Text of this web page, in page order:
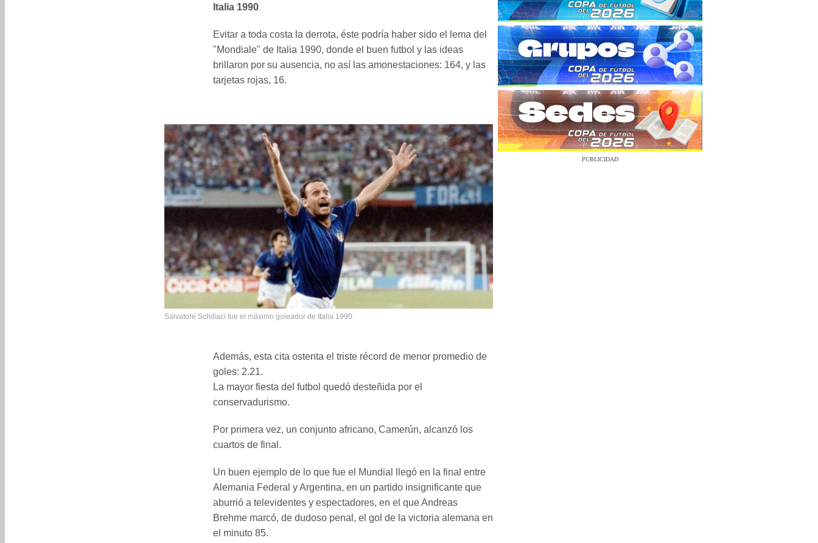
Italia 1990
Evitar a toda costa la derrota, éste podría haber sido el lema del
"Mondiale" de Italia 1990, donde el buen futbol y las ideas
brillaron por su ausencia, no así las amonestaciones: 164, y las
tarjetas rojas, 16.
Salvatore Schillaci fue el máximo goleador de Italia 1990.
Además, esta cita ostenta el triste récord de menor promedio de
goles: 2.21.
La mayor fiesta del futbol quedó desteñida por el
conservadurismo.
Por primera vez, un conjunto africano, Camerún, alcanzó los
cuartos de final.
Un buen ejemplo de lo que fue el Mundial llegó en la final entre
Alemania Federal y Argentina, en un partido insignificante que
aburrió a televidentes y espectadores, en el que Andreas
Brehme marcó, de dudoso penal, el gol de la victoria alemana en
el minuto 85.
PUBLICIDAD